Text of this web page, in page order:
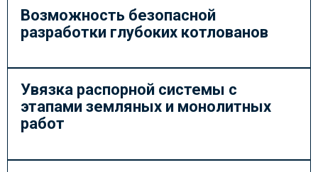
Возможность безопасной
разработки глубоких котлованов
Увязка распорной системы с
этапами земляных и монолитных
работ